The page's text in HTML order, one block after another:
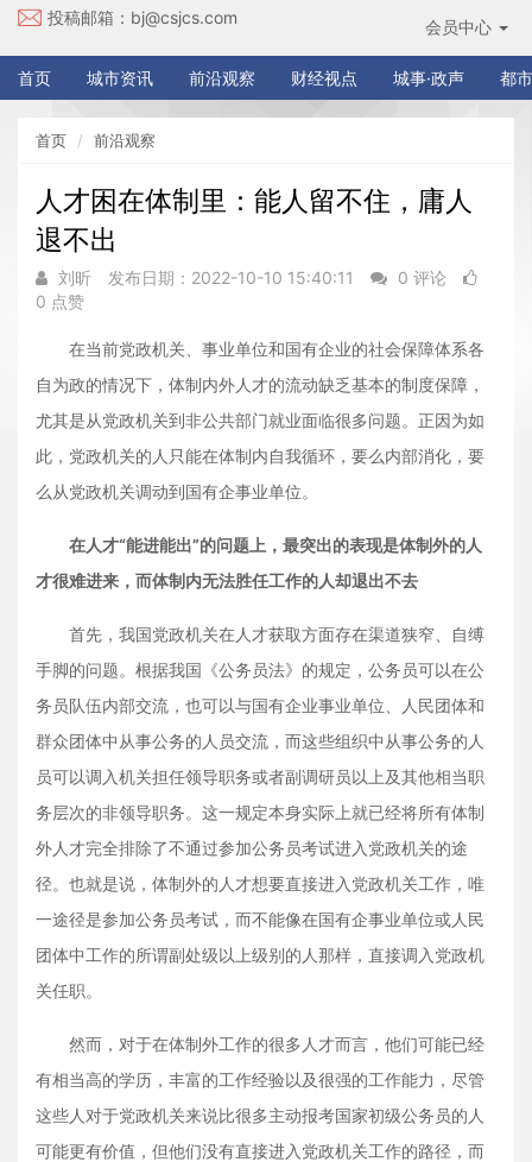
投稿邮箱： bj@csjcs.com 会员中心
首页 城市资讯 前沿观察 财经视点 城事·政声 都
首页 前沿观察
人才困在体制里：能人留不住，庸人
退不出
刘昕 发布日期：2022-10-10 15:40:11
0 评论
0 点赞
在当前党政机关、事业单位和国有企业的社会保障体系各
自为政的情况下，体制内外人才的流动缺乏基本的制度保障，
尤其是从党政机关到非公共部门就业面临很多问题。正因为如
此，党政机关的人只能在体制内自我循环，要么内部消化，要
么从党政机关调动到国有企事业单位。
在人才“能进能出”的问题上，最突出的表现是体制外的人
才很难进来，而体制内无法胜任工作的人却退出不去
首先，我国党政机关在人才获取方面存在渠道狭窄、自缚
手脚的问题。根据我国《公务员法》的规定，公务员可以在公
务员队伍内部交流，也可以与国有企业事业单位、人民团体和
群众团体中从事公务的人员交流，而这些组织中从事公务的人
员可以调入机关担任领导职务或者副调研员以上及其他相当职
务层次的非领导职务。这一规定本身实际上就已经将所有体制
外人才完全排除了不通过参加公务员考试进入党政机关的途
径。也就是说，体制外的人才想要直接进入党政机关工作，唯
一途径是参加公务员考试，而不能像在国有企事业单位或人民
团体中工作的所谓副处级以上级别的人那样，直接调入党政机
关任职。
然而，对于在体制外工作的很多人才而言，他们可能已经
有相当高的学历，丰富的工作经验以及很强的工作能力，尽管
这些人对于党政机关来说比很多主动报考国家初级公务员的人
可能更有价值，但他们没有直接进入党政机关工作的路径，而